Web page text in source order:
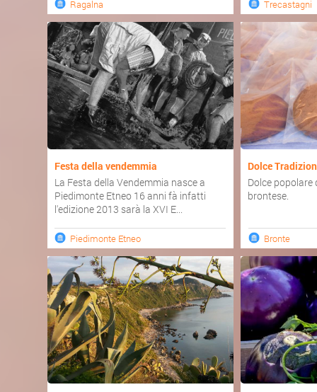
Ragalna Trecastagni
Festa della vendemmia
La Festa della Vendemmia nasce a
Piedimonte Etneo 16 anni fà infatti
l'edizione 2013 sarà la XVI E...
Piedimonte Etneo
Dolce
Dolce
brontese.
Bronte